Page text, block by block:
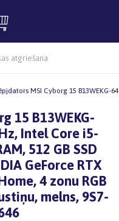
atgriešana
MSI Cyborg 15 B13WEKG-
15 B13WEKG-
Intel Core i5-
512 GB SSD
GeForce RTX
4 zonu RGB
melns, 9S7-